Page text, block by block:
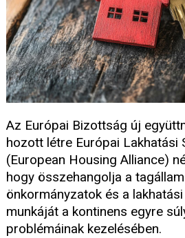
Az Európai Bizottság új
hozott létre Európai Lakhatási
(European Housing Alliance)
hogy összehangolja a
önkormányzatok és a
munkáját a kontinens egyre
problémáinak kezelésében.